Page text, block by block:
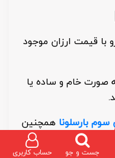
جست و جو حساب کاربری
با قیمت ارزان موجود
صورت خام و ساده یا
بارسلونا همچنین
موجود داریم.